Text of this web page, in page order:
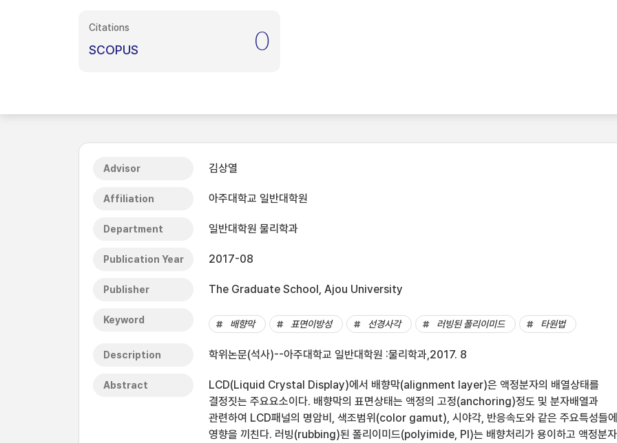
Citations
SCOPUS 0
Advisor 김상열
Affiliation 아주대학교 일반대학원
Department 일반대학원 물리학과
Publication Year 2017-08
Publisher The Graduate School, Ajou University
Keyword 배향막 표면이방성 선경사각 러빙된 폴리이미드 타원법
Description 학위논문(석사)--아주대학교 일반대학원 :물리학과,2017. 8
Abstract
LCD(Liquid Crystal Display)에서 배향막(alignment layer)은 액정분자의 배열상태를
결정짓는 주요요소이다. 배향막의 표면상태는 액정의 고정(anchoring)정도 및 분자배열과
관련하여 LCD패널의 명암비, 색조범위(color gamut), 시야각, 반응속도와 같은 주요특성들
영향을 끼친다. 러빙(rubbing)된 폴리이미드(polyimide, PI)는 배향처리가 용이하고 액정분자